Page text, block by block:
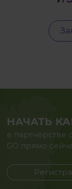
НАЧАТЬ
в партнерстве
GO прямо